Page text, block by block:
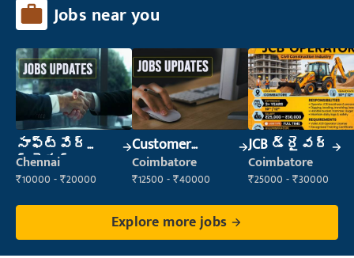
Jobs near you
సాఫ్ట్‌వేర్
ట్రైనర్
Chennai
₹10000 - ₹20000
Customer
Support Officer
Coimbatore
₹12500 - ₹40000
JCB డ్రైవర్
Coimbatore
₹25000 - ₹30000
Explore more jobs